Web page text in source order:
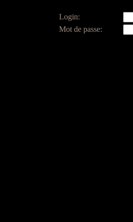
Login:
Mot de passe: